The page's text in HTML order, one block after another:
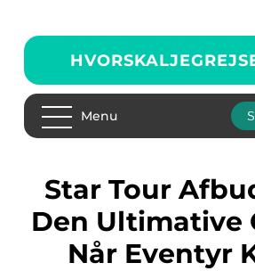
Menu
Star Tour Afbudsrejse:
Den Ultimative
Når Eventyr